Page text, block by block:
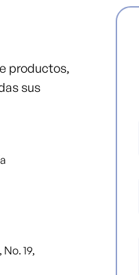
productos,
sus
19,